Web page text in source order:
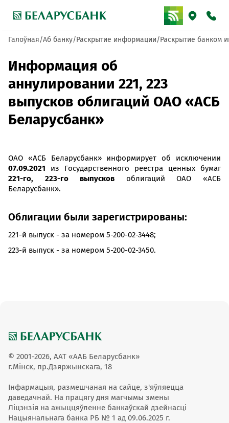
Галоўная Аб банку Раскрытие информации Раскрытие банком
Информация об
аннулировании 221, 223
выпусков облигаций ОАО «АСБ
Беларусбанк»
ОАО «АСБ Беларусбанк» информирует об исключении
07.09.2021 из Государственного реестра ценных бумаг
221-го, 223-го выпусков облигаций ОАО «АСБ
Беларусбанк».
Облигации были зарегистрированы:
221-й выпуск - за номером 5-200-02-3448;
223-й выпуск - за номером 5-200-02-3450.
© 2001-2026, ААТ «ААБ Беларусбанк»
г.Мінск, пр.Дзяржынскага, 18
Інфармацыя, размешчаная на сайце, з'яўляецца
даведачнай. На працягу дня магчымы змены
Ліцэнзія на ажыццяўленне банкаўскай дзейнасці
Нацыянальнага банка РБ № 1 ад 09.06.2025 г.